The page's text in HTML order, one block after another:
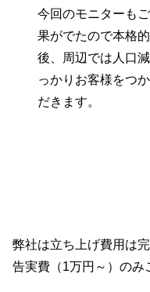
今回のモニターも
果がでたので本格
後、周辺では人口
っかりお客様をつ
だきます。
弊社は立ち上げ費用は
告実費（1万円～）のみ